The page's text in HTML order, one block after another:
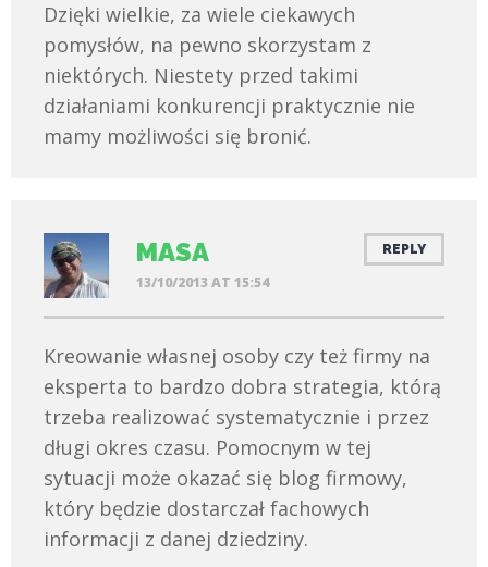
Dzięki wielkie, za wiele ciekawych
pomysłów, na pewno skorzystam z
niektórych. Niestety przed takimi
działaniami konkurencji praktycznie nie
mamy możliwości się bronić.
MASA
13/10/2013 AT 15:54
REPLY
Kreowanie własnej osoby czy też firmy na
eksperta to bardzo dobra strategia, którą
trzeba realizować systematycznie i przez
długi okres czasu. Pomocnym w tej
sytuacji może okazać się blog firmowy,
który będzie dostarczał fachowych
informacji z danej dziedziny.